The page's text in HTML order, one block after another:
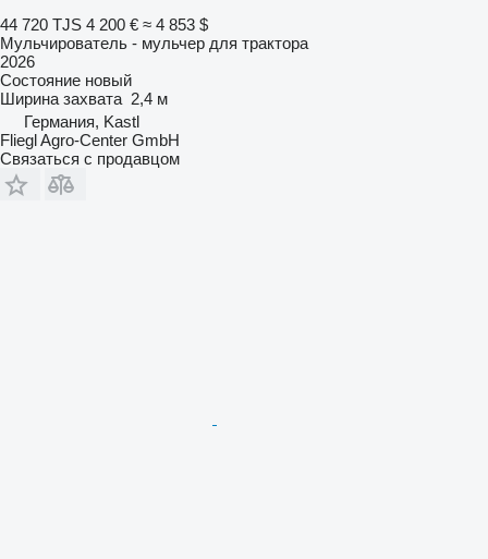
44 720 TJS 4 200 € ≈ 4 853 $
Мульчирователь - мульчер для трактора
2026
Состояние новый
Ширина захвата 2,4 м
Германия, Kastl
Fliegl Agro-Center GmbH
Связаться с продавцом